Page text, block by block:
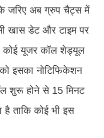
जरिए अब ग्रुप चैट्स में
खास डेट और टाइम पर
कोई यूजर कॉल शेड्यूल
इसका नोटिफिकेशन
शुरू होने से 15 मिनट
है ताकि कोई भी इस